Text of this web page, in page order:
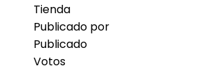
Tienda
Publicado por
Publicado
Votos